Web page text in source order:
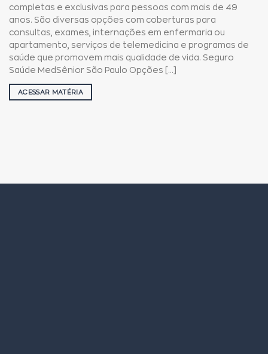
completas e exclusivas para pessoas com mais de 49
anos. São diversas opções com coberturas para
consultas, exames, internações em enfermaria ou
apartamento, serviços de telemedicina e programas de
saúde que promovem mais qualidade de vida. Seguro
Saúde MedSênior São Paulo Opções [...]
ACESSAR MATÉRIA